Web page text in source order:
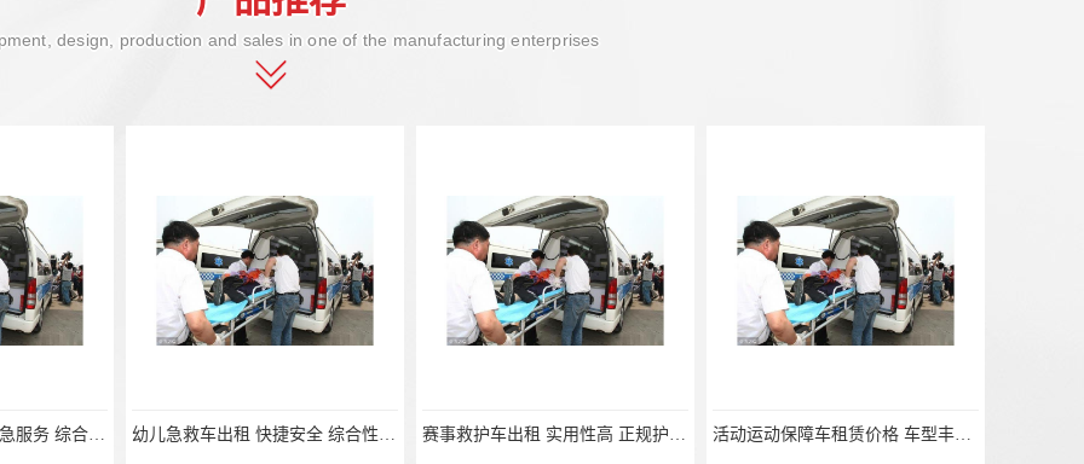
design, production and sales in one of the manufacturing enterprises
幼儿急救车出租 快捷安全 综合性转送 赛事救护车出租 实用性高 正规护送服务 活动运动保障车租赁价格 车型丰富 综合性转送 长途救护车出租 服务周到 欢迎电话联系